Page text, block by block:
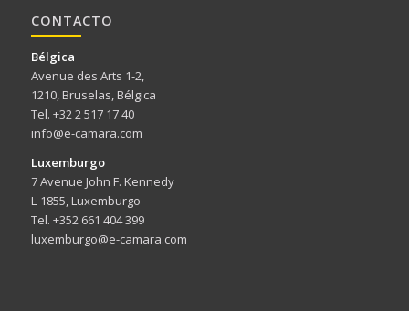
CONTACTO
Bélgica
Avenue des Arts 1-2,
1210, Bruselas, Bélgica
Tel. +32 2 517 17 40
info@e-camara.com
Luxemburgo
7 Avenue John F. Kennedy
L-1855, Luxemburgo
Tel. +352 661 404 399
luxemburgo@e-camara.com